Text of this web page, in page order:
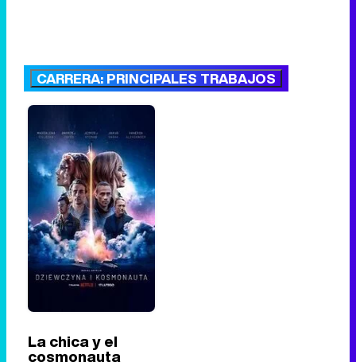
CARRERA: PRINCIPALES TRABAJOS
La chica y el
cosmonauta